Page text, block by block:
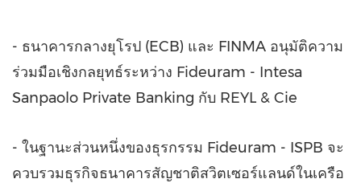
- ธนาคารกลางยุโรป (ECB) และ FINMA อนุมัติความ
ร่วมมือเชิงกลยุทธ์ระหว่าง Fideuram - Intesa
Sanpaolo Private Banking กับ REYL & Cie
- ในฐานะส่วนหนึ่งของธุรกรรม Fideuram - ISPB จะ
ควบรวมธุรกิจธนาคารสัญชาติสวิตเซอร์แลนด์ในเครือ